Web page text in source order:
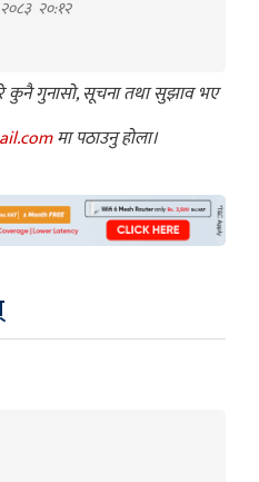
२०:१२
कुनै गुनासो, सूचना तथा सुझाव भए
मा पठाउनु होला।